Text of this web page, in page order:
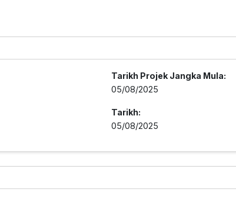
Tarikh Projek Jangka Mula:
05/08/2025
Tarikh:
05/08/2025